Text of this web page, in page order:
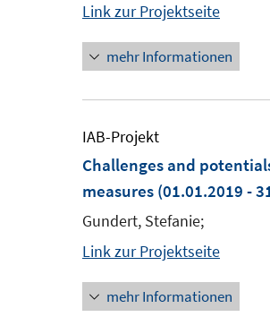
Link zur Projektseite
mehr Informationen
IAB-Projekt
Challenges and
measures (01.01.2019 -
Gundert, Stefanie;
Link zur Projektseite
mehr Informationen